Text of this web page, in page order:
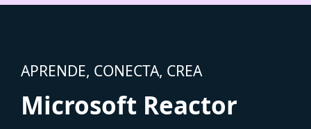
APRENDE, CONECTA, CREA
Microsoft Reactor